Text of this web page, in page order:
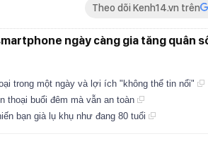
Theo dõi Kenh14.vn trên
ngày càng gia tăng quân
trong một ngày và lợi ích "không thể tin nổi"
thoại buổi đêm mà vẫn an toàn
bạn già lụ khụ như đang 80 tuổi